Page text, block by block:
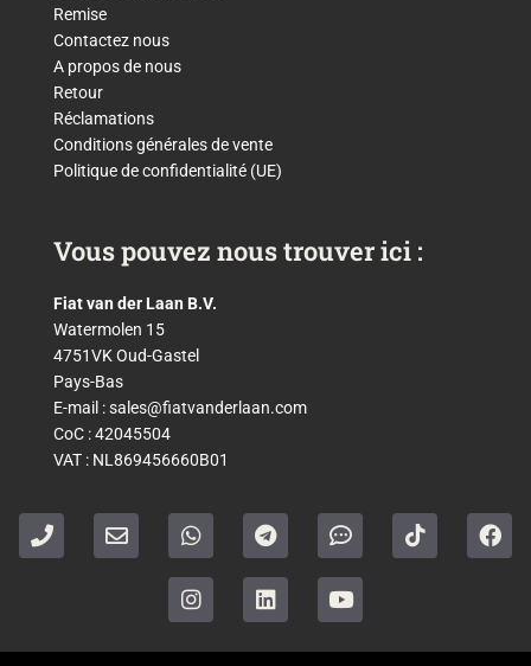
Remise
Contactez nous
A propos de nous
Retour
Réclamations
Conditions générales de vente
Politique de confidentialité (UE)
Vous pouvez nous trouver ici :
Fiat van der Laan B.V.
Watermolen 15
4751VK Oud-Gastel
Pays-Bas
E-mail :sales@fiatvanderlaan.com
CoC : 42045504
VAT : NL869456660B01
P
h
E
n
p
W
h
t
s
p
T
e
e
g
a
C
o
m
e
t
T
i
F
a
o
I
n
t
a
r
L
i
k
e
i
Y
o
t
u
e